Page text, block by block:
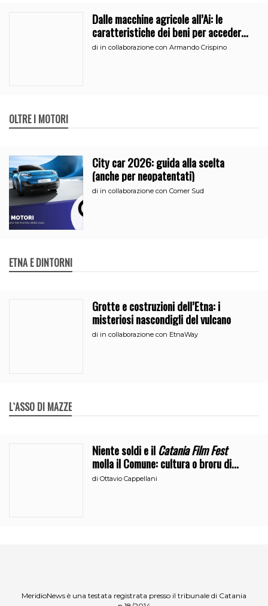
Dalle macchine agricole all’Ai: le
caratteristiche dei beni per accedere
all’iperammortamento
di in collaborazione con Armando Crispino
OLTRE I MOTORI
City car 2026: guida alla scelta
(anche per neopatentati)
di in collaborazione con Comer Sud
ETNA E DINTORNI
Grotte e costruzioni dell’Etna: i
misteriosi nascondigli del vulcano
di in collaborazione con EtnaWay
L`ASSO DI MAZZE
Niente soldi e ilCatania Film Fest
molla il Comune: cultura o broru di
ciciri?
diOttavio Cappellani
MeridioNews è una testata registrata presso il tribunale di Catania